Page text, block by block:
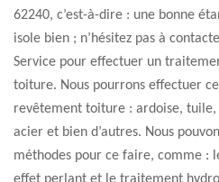
62240, c’est-à-dire : une bonne
isole bien ; n’hésitez pas à
Service pour effectuer un
toiture. Nous pourrons effectuer
revêtement toiture : ardoise, tuile,
acier et bien d’autres. Nous
méthodes pour ce faire, comme :